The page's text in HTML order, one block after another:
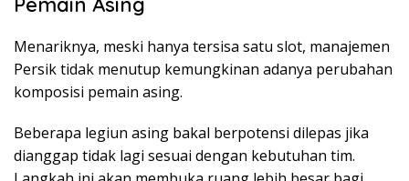
Menariknya, meski hanya tersisa satu slot, manajemen
Persik tidak menutup kemungkinan adanya perubahan
komposisi pemain asing.
Beberapa legiun asing bakal berpotensi dilepas jika
dianggap tidak lagi sesuai dengan kebutuhan tim.